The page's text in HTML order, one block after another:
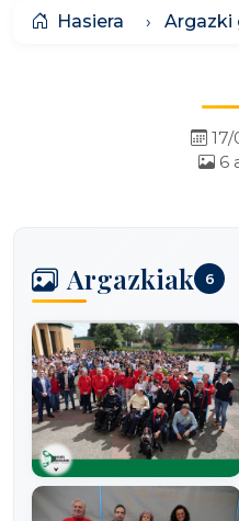
Hasiera Argazki
6
Argazkiak 6